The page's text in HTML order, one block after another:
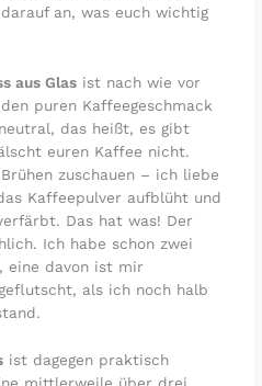
an, was euch wichtig
aus Glas ist nach wie vor
puren Kaffeegeschmack
das heißt, es gibt
euren Kaffee nicht.
zuschauen – ich liebe
Kaffeepulver aufblüht und
Das hat was! Der
Ich habe schon zwei
eine davon ist mir
als ich noch halb
ist dagegen praktisch